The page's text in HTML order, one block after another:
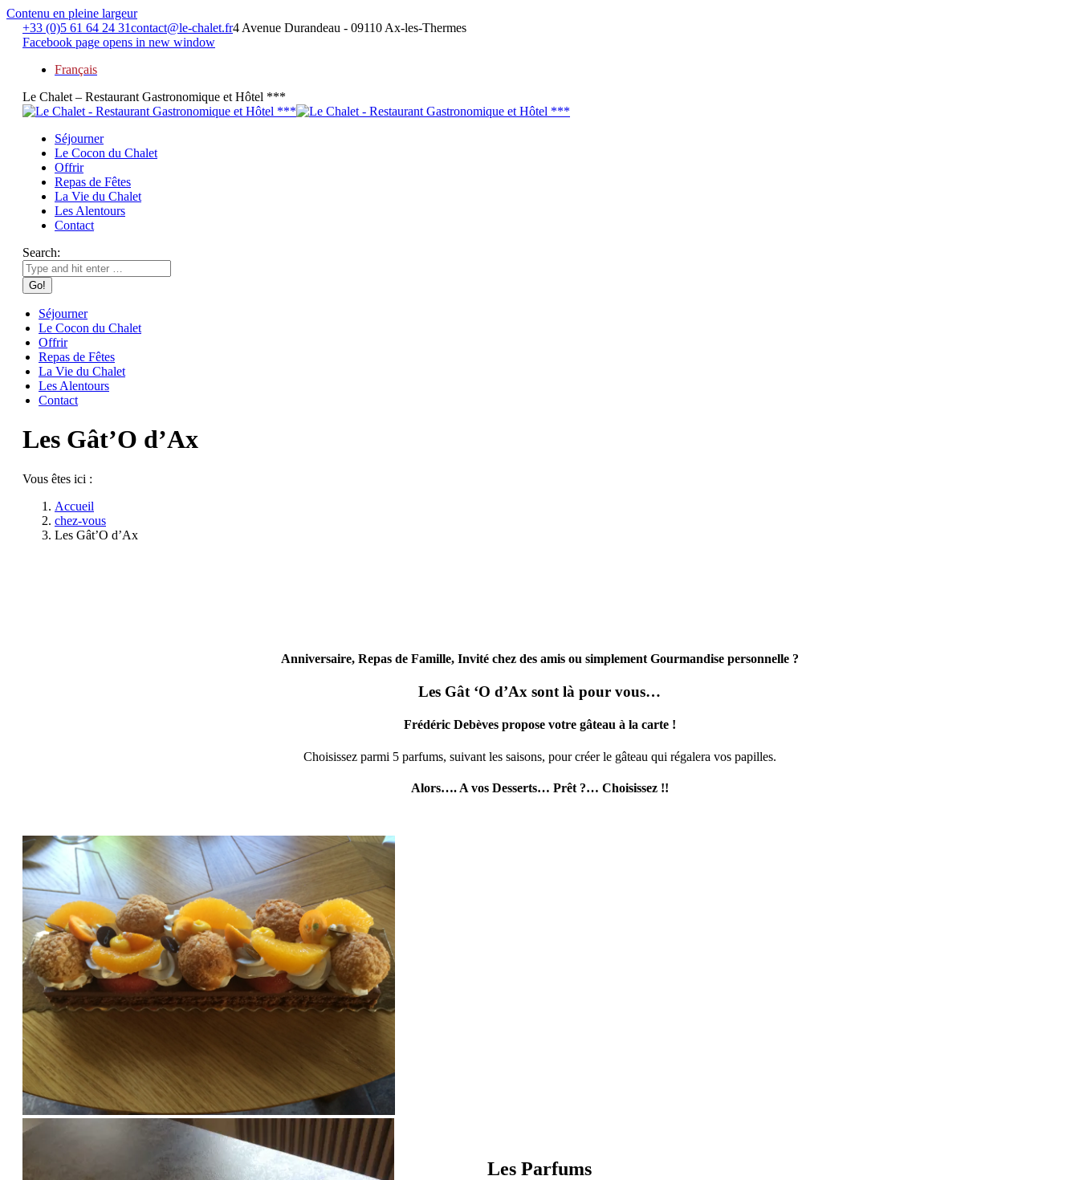
Contenu en pleine largeur
+33 (0)5 61 64 24 31contact@le-chalet.fr4 Avenue Durandeau - 09110 Ax-les-Thermes
Facebook page opens in new window
Français
Le Chalet – Restaurant Gastronomique et Hôtel ***
Séjourner
Le Cocon du Chalet
Offrir
Repas de Fêtes
La Vie du Chalet
Les Alentours
Contact
Search:
Séjourner
Le Cocon du Chalet
Offrir
Repas de Fêtes
La Vie du Chalet
Les Alentours
Contact
Les Gât’O d’Ax
Vous êtes ici :
Accueil
chez-vous
Les Gât’O d’Ax
Anniversaire, Repas de Famille, Invité chez des amis ou simplement Gourmandise personnelle ?
Les Gât ‘O d’Ax sont là pour vous…
Frédéric Debèves propose votre gâteau à la carte !
Choisissez parmi 5 parfums, suivant les saisons, pour créer le gâteau qui régalera vos papilles.
Alors…. A vos Desserts… Prêt ?… Choisissez !!
Les Parfums